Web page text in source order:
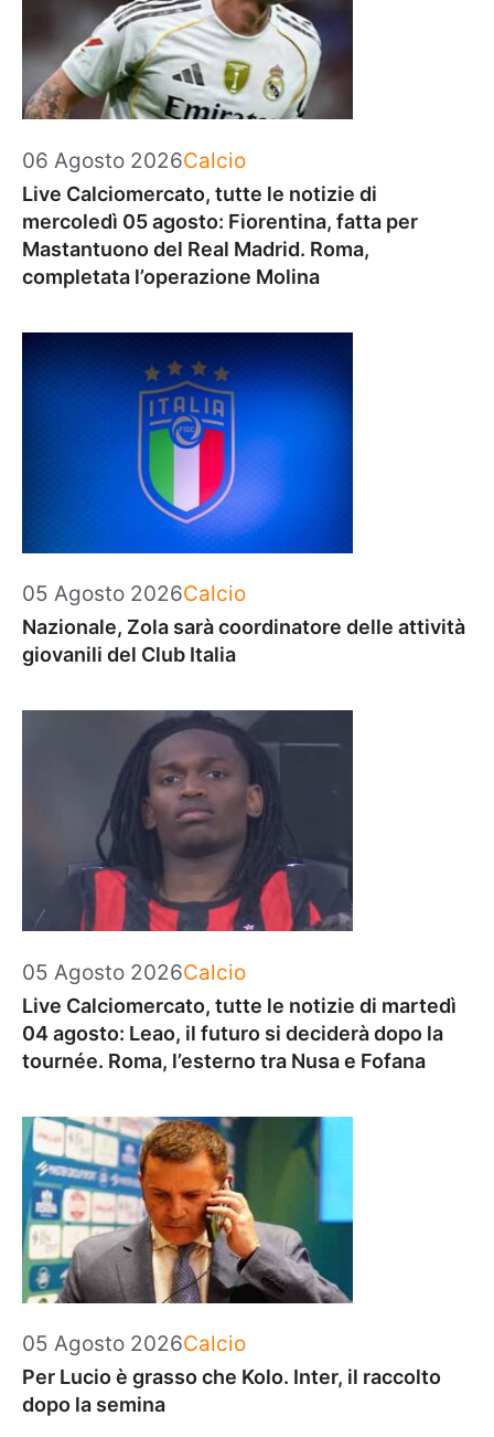
06 Agosto 2026Categorie
Calcio
Live Calciomercato, tutte le notizie di
mercoledì 05 agosto: Fiorentina, fatta per
Mastantuono del Real Madrid. Roma,
completata l’operazione Molina
05 Agosto 2026Categorie
Calcio
Nazionale, Zola sarà coordinatore delle attività
giovanili del Club Italia
05 Agosto 2026Categorie
Calcio
Live Calciomercato, tutte le notizie di martedì
04 agosto: Leao, il futuro si deciderà dopo la
tournée. Roma, l’esterno tra Nusa e Fofana
05 Agosto 2026Categorie
Calcio
Per Lucio è grasso che Kolo. Inter, il raccolto
dopo la semina